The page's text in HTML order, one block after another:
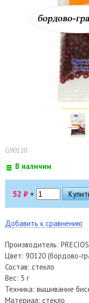
G90120
В наличии
52 ₽ ×
Добавить к сравнению
Производитель:
Цвет: 90120 (бордово-
Состав: стекло
Вес: 5 г
Техника: вышивание
Материал: стекло